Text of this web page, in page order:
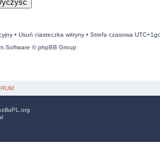
• Usuń ciasteczka witryny• Strefa czasowa
Software © phpBB Group